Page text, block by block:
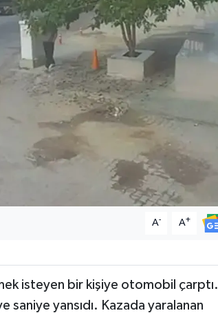
A- A+
isteyen bir kişiye otomobil çarptı.
saniye yansıdı. Kazada yaralanan